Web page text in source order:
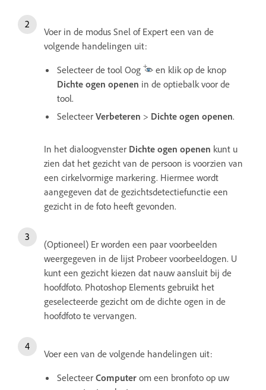
Voer in de modus Snel of Expert een van de
volgende handelingen uit:
Selecteer de tool Oog
en klik op de knop
Dichte ogen openen in de optiebalk voor de
tool.
Selecteer Verbeteren > Dichte ogen openen.
In het dialoogvenster Dichte ogen openen kunt u
zien dat het gezicht van de persoon is voorzien van
een cirkelvormige markering. Hiermee wordt
aangegeven dat de gezichtsdetectiefunctie een
gezicht in de foto heeft gevonden.
(Optioneel) Er worden een paar voorbeelden
weergegeven in de lijst Probeer voorbeeldogen. U
kunt een gezicht kiezen dat nauw aansluit bij de
hoofdfoto. Photoshop Elements gebruikt het
geselecteerde gezicht om de dichte ogen in de
hoofdfoto te vervangen.
Voer een van de volgende handelingen uit:
Selecteer Computer om een bronfoto op uw